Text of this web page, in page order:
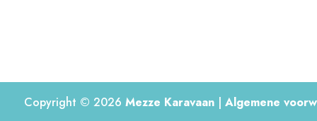
Copyright © 2026 Mezze Karavaan| Algemene